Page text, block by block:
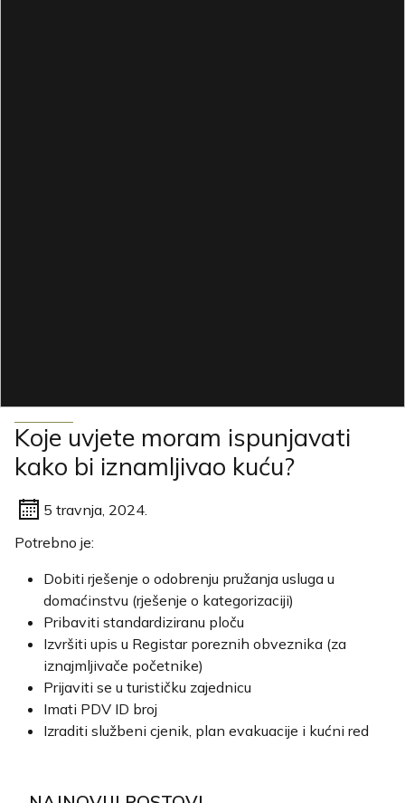
Koje uvjete moram ispunjavati
kako bi iznamljivao kuću?
5 travnja, 2024.
Potrebno je:
Dobiti rješenje o odobrenju pružanja usluga u
domaćinstvu (rješenje o kategorizaciji)
Pribaviti standardiziranu ploču
Izvršiti upis u Registar poreznih obveznika (za
iznajmljivače početnike)
Prijaviti se u turističku zajednicu
Imati PDV ID broj
Izraditi službeni cjenik, plan evakuacije i kućni red